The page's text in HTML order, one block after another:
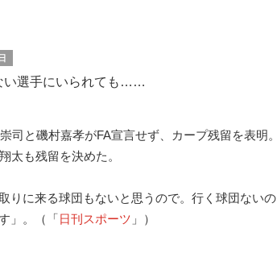
い選手にいられても……
司と磯村嘉孝がFA宣言せず、カープ残留を表明。
太も残留を決めた。
りに来る球団もないと思うので。行く球団ないの
」。（「日刊スポーツ 」）